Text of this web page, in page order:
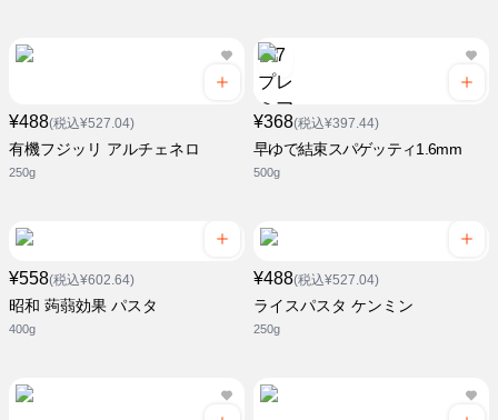
¥488(税込¥527.04)
有機フジッリ アルチェネロ
250g
¥368(税込¥397.44)
早ゆで結束スパゲッティ1.6mm
500g
¥558(税込¥602.64)
昭和 蒟蒻効果 パスタ
400g
¥488(税込¥527.04)
ライスパスタ ケンミン
250g